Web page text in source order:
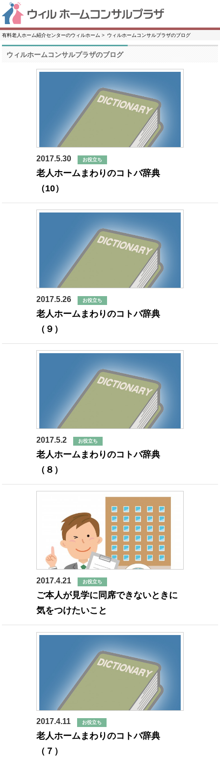
有料老人ホーム紹介センターのウィルホーム ウィルホームコンサルプラザのブログ
ウィルホームコンサルプラザのブログ
2017.5.30 お役立ち
老人ホームまわりのコトバ辞典
（10）
2017.5.26 お役立ち
老人ホームまわりのコトバ辞典
（９）
2017.5.2 お役立ち
老人ホームまわりのコトバ辞典
（８）
2017.4.21 お役立ち
ご本人が見学に同席できないときに
気をつけたいこと
2017.4.11 お役立ち
老人ホームまわりのコトバ辞典
（７）